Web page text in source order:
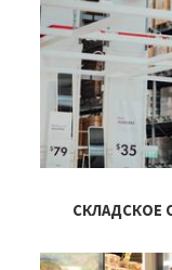
СКЛАДСКОЕ
Изображение